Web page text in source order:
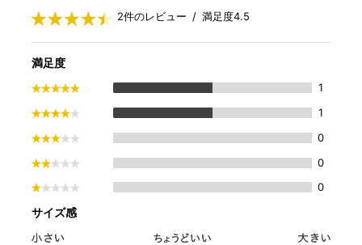
2件のレビュー / 満足度4.5
満足度
1
1
0
0
0
サイズ感